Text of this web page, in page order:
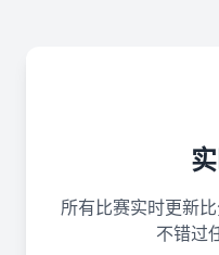
所有比赛实时更新
不错过